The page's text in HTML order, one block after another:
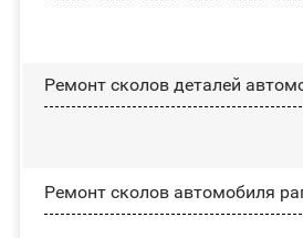
Ремонт сколов деталей
Ремонт сколов автомобиля